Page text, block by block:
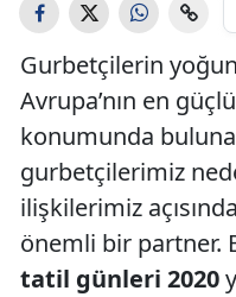
Gurbetçilerin
Avrupa’nın en
konumunda
gurbetçilerimiz
ilişkilerimiz
önemli bir partner.
tatil günleri 2020